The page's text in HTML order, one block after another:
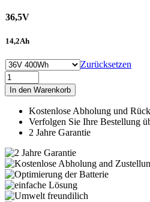
36,5V
14,2Ah
Zurücksetzen
SR
SUNTOUR
HESC
Menge
In den Warenkorb
Kostenlose Abholung und
Verfolgen Sie Ihre Bestellung
2 Jahre Garantie